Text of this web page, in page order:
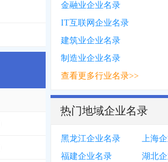
金融业企业名录
IT互联网企业名录
建筑业企业名录
制造业企业名录
查看更多行业名录>>
热门地域企业名录
黑龙江企业名录
上海
福建企业名录
湖北